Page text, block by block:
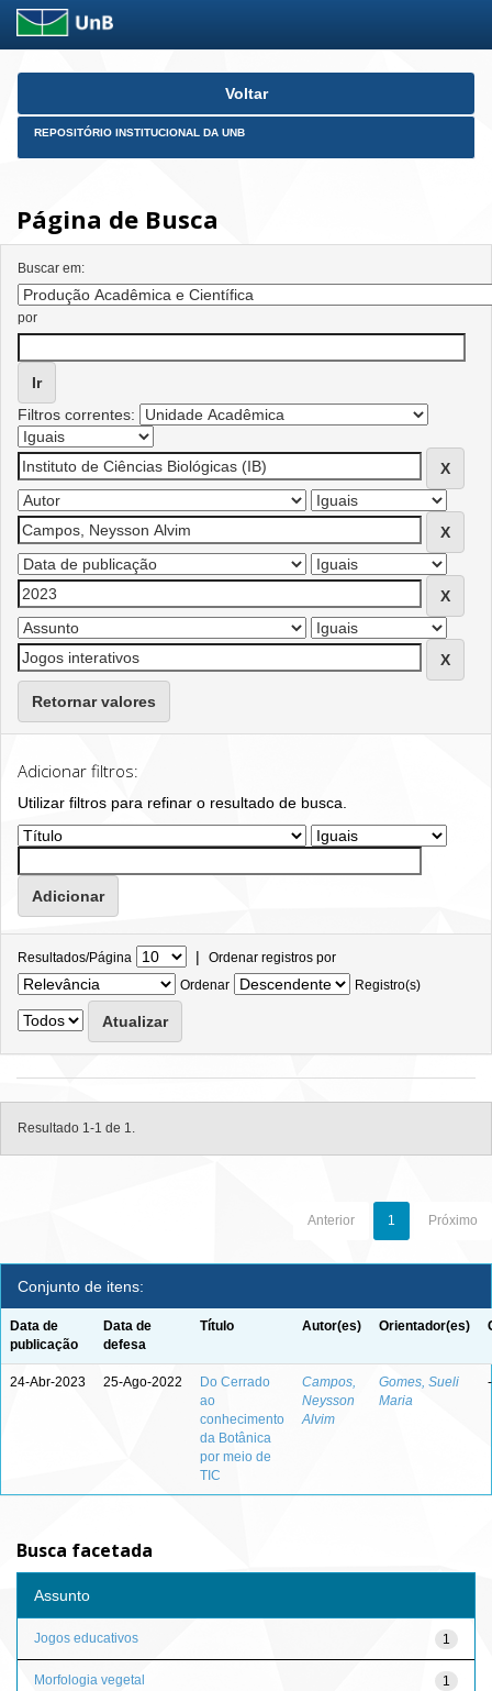
Skip
Voltar
REPOSITÓRIO INSTITUCIONAL DA UNB
Página de Busca
Buscar em:
por
Filtros correntes:
Retornar valores
Adicionar filtros:
Utilizar filtros para refinar o resultado de busca.
Resultados/Página | Ordenar registros por
Ordenar
Registro(s)
Resultado 1-1 de 1.
Anterior 1 Próximo
Conjunto de itens:
Data de
publicação
Data de
defesa
Título Autor(es) Orientador(es)
24-Abr-2023 25-Ago-2022
Do Cerrado
ao
conhecimento
da Botânica
por meio de
TIC
Campos,
Neysson
Alvim
Gomes, Sueli
Maria
-
Busca facetada
Assunto
1
Jogos educativos
1
Morfologia vegetal